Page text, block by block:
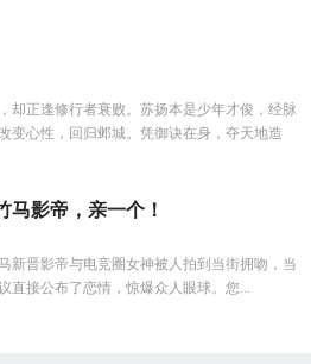
却正逢修行者衰败。苏扬本是少年才俊，经脉
变心性，回归邺城。凭御诀在身，夺天地造
马影帝，亲一个！
新晋影帝与电竞圈女神被人拍到当街拥吻，当
直接公布了恋情，惊爆众人眼球。您...